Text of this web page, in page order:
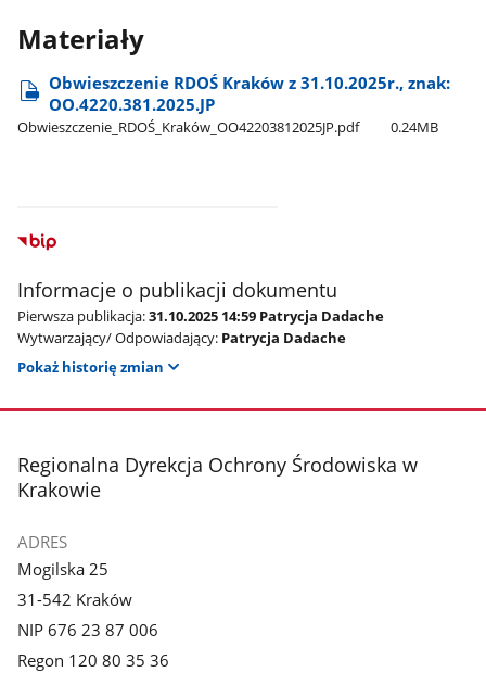
Materiały
Obwieszczenie RDOŚ Kraków z 31.10.2025r., znak:
OO.4220.381.2025.JP
Obwieszczenie​_RDOŚ​_Kraków​_OO42203812025JP.pdf 0.24MB
Informacje o publikacji dokumentu
Pierwsza publikacja:31.10.2025 14:59 Patrycja Dadache
Wytwarzający/ Odpowiadający: Patrycja Dadache
Pokaż historię zmian
stopka
Regionalna Dyrekcja Ochrony Środowiska w
Krakowie
ADRES
Mogilska 25
31-542 Kraków
NIP 676 23 87 006
Regon 120 80 35 36